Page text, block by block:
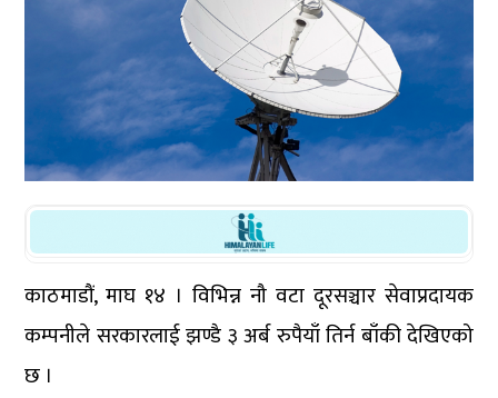
काठमाडौं, माघ १४ । विभिन्न नौ वटा दूरसञ्चार सेवाप्रदायक
कम्पनीले सरकारलाई झण्डै ३ अर्ब रुपैयाँ तिर्न बाँकी देखिएको
छ ।